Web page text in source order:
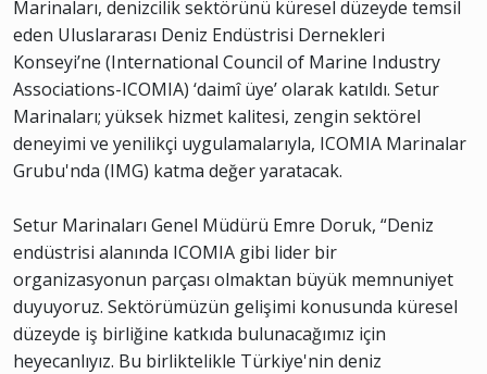
Marinaları, denizcilik sektörünü küresel düzeyde temsil
eden Uluslararası Deniz Endüstrisi Dernekleri
Konseyi’ne (International Council of Marine Industry
Associations-ICOMIA) ‘daimî üye’ olarak katıldı. Setur
Marinaları; yüksek hizmet kalitesi, zengin sektörel
deneyimi ve yenilikçi uygulamalarıyla, ICOMIA Marinalar
Grubu'nda (IMG) katma değer yaratacak.
Setur Marinaları Genel Müdürü Emre Doruk, “Deniz
endüstrisi alanında ICOMIA gibi lider bir
organizasyonun parçası olmaktan büyük memnuniyet
duyuyoruz. Sektörümüzün gelişimi konusunda küresel
düzeyde iş birliğine katkıda bulunacağımız için
heyecanlıyız. Bu birliktelikle Türkiye'nin deniz